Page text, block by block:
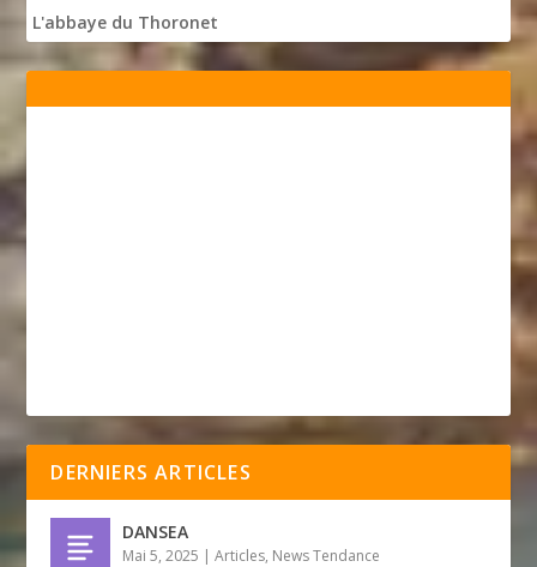
L'abbaye du Thoronet
DERNIERS ARTICLES
DANSEA
Mai 5, 2025 |Articles, News Tendance